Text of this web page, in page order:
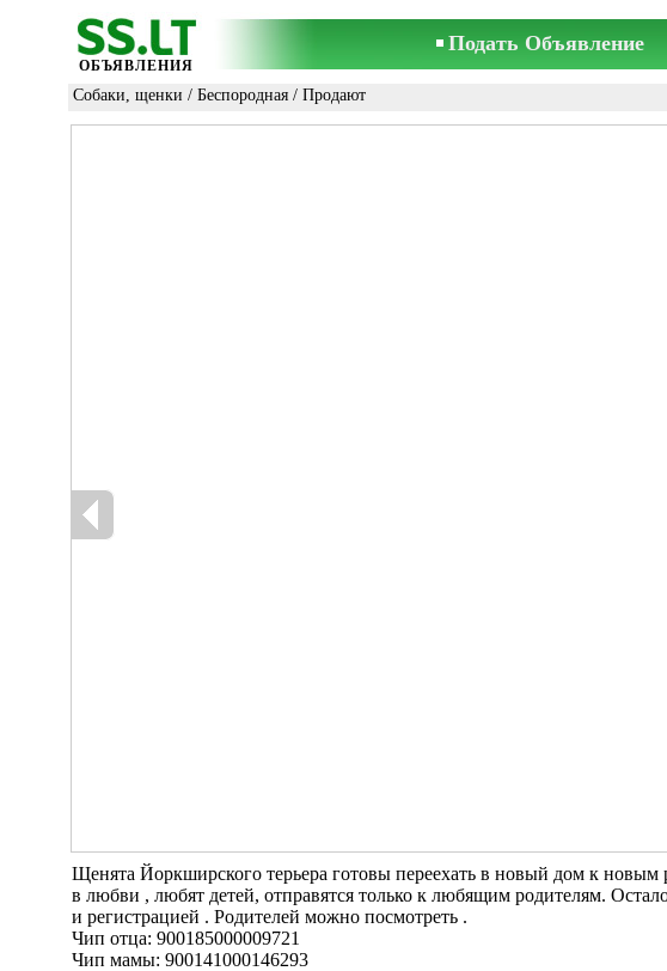
ОБЪЯВЛЕНИЯ
Подать Объявление
Собаки, щенки / Беспородная / Продают
Щенята Йоркширского терьера готовы переехать в новый дом к
в любви , любят детей, отправятся только к любящим родителям.
и регистрацией . Родителей можно посмотреть .
Чип отца: 900185000009721
Чип мамы: 900141000146293